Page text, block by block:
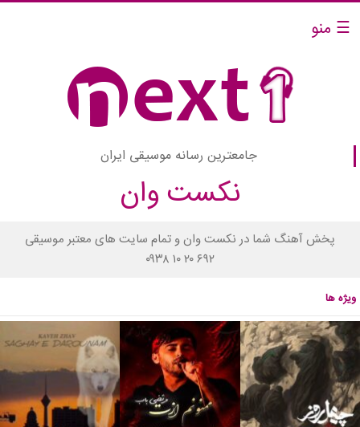
☰ منو
جامعترین رسانه موسیقی ایران
نکست وان
پخش آهنگ شما در نکست وان و تمام سایت های معتبر موسیقی
۰۹۳۸ ۱۰ ۲۰ ۶۹۲
ویژه ها